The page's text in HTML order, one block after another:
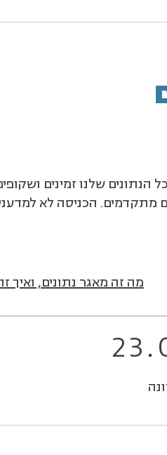
הנתונים שלנו זמינים
מתקדמים. הכניסה לא
מה זה מאגר נתונים, ואיך